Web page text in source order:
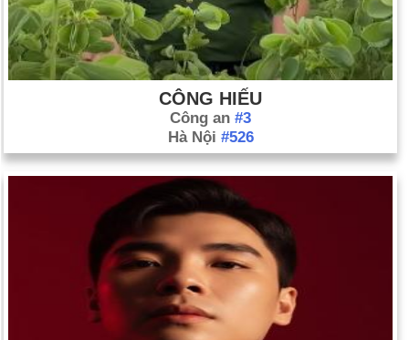
CÔNG HIẾU
Công an #3
Hà Nội #526